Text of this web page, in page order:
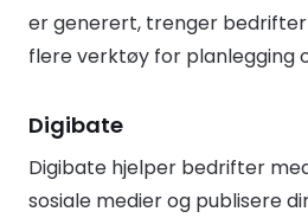
er generert, trenger
flere verktøy for planlegging
Digibate
Digibate hjelper bedrifter
sosiale medier og publisere